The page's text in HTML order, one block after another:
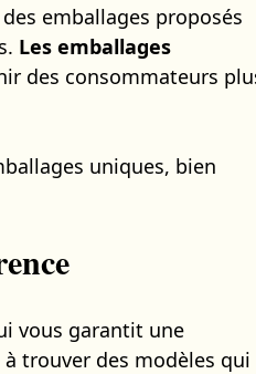
emballages proposés
Les emballages
des consommateurs
uniques, bien
vous garantit une
trouver des modèles qui